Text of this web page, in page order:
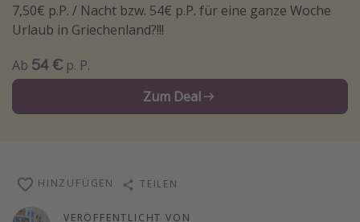
Alle Reisethemen
Wochenendtrip
Singlereisen
7,50€ p.P. / Nacht bzw. 54€ p.P. für eine ganze Woche
Urlaub in Griechenland?!!!
Ab 54 € p. P.
Zum Deal
VERÖFFENTLICHT VON
HINZUFÜGEN TEILEN